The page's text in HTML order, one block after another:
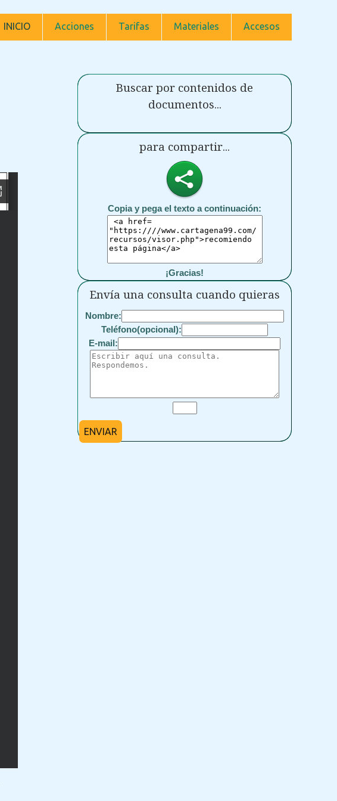
INICIO Acciones Tarifas Materiales Accesos
Buscar por contenidos de
documentos...
para compartir...
Copia y pega el texto a continuación:
¡Gracias!
Envía una consulta cuando quieras
Nombre:
Teléfono(opcional):
E-mail:
ENVIAR